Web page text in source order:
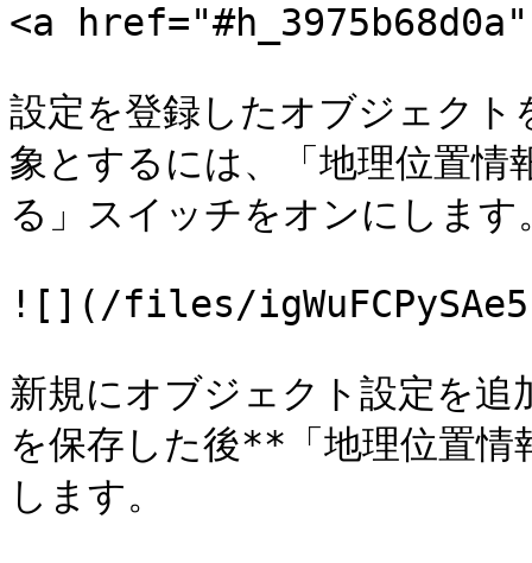
<a
設定を登録したオブジェクト
象とするには、「地理位置情
る」スイッチをオンにします
![](/files/
新規にオブジェクト設定を
を保存した後**「地理位置
します。